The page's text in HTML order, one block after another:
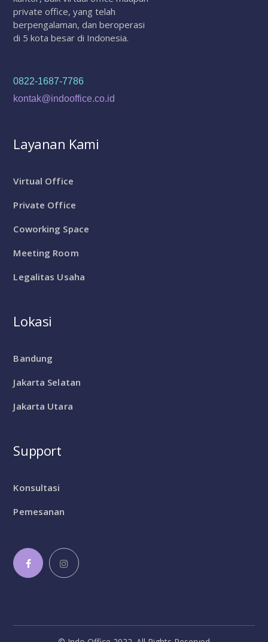
private office, yang telah
berpengalaman, dan beroperasi
di 5 kota besar di Indonesia.
0822-1687-7786
kontak@indooffice.co.id
Layanan Kami
Virtual Office
Private Office
Coworking Space
Meeting Room
Legalitas Usaha
Lokasi
Bandung
Jakarta Selatan
Jakarta Utara
Support
Konsultasi
Pemesanan